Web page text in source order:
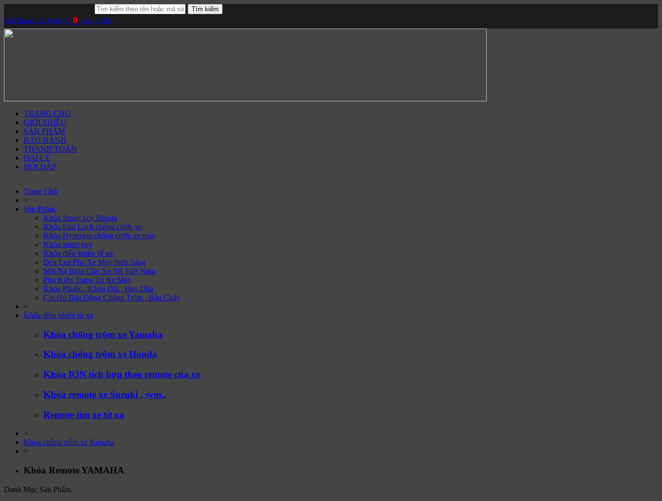
Tìm kiếm
Giỏ hàng của bạn có (0) sản phẩm
TRANG CHỦ
GIỚI THIỆU
SẢN PHẨM
BẢO HÀNH
THANH TOÁN
ĐẠI LÝ
HỎI ĐÁP
Trang Chủ
>
Sản Phẩm
Khóa Smart key Honda
Khóa Fast Lock chống cướp xe
Khóa Hyperion chống cướp xe máy
Khóa smart key
Khóa điều khiển từ xa
Đèn Led Pha Xe Máy Siêu Sáng
Mặt Nạ Italia Cho Xe SH Việt Nam
Phụ Kiện Trang Trí Xe Máy
Khóa Phuộc , Khóa Đĩa , Heo Dầu
Còi Hú Báo Động Chống Trộm , Báo Cháy
>
Khóa điều khiển từ xa
Khóa chống trộm xe Yamaha
Khóa chống trộm xe Honda
Khóa ION tích hợp theo remote của xe
Khóa remote xe Suzuki , sym..
Remote tìm xe từ xa
>
Khóa chống trộm xe Yamaha
>
Khóa Remote YAMAHA
Danh Mục Sản Phẩm